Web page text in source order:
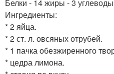
Низкокалорийные
Белки - 14 жиры - 3
Ингредиенты:
* 2 яйца.
* 2 ст. л. овсяных отрубей.
* 1 пачка обезжиренного
* цедра лимона.